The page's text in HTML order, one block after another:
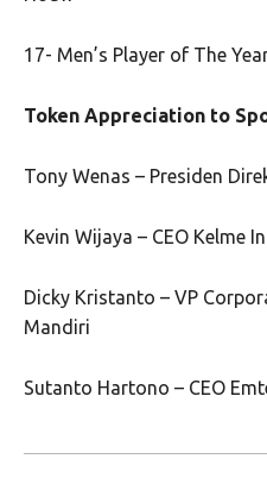
17- Men’s Player of The
Token Appreciation to
Tony Wenas – Presiden
Kevin Wijaya – CEO Kelme
Dicky Kristanto – VP
Mandiri
Sutanto Hartono – CEO